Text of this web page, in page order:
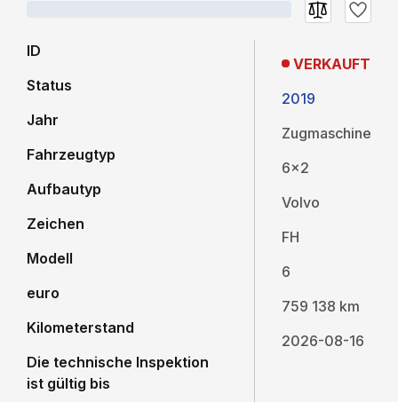
ID
Status
Jahr
Fahrzeugtyp
Aufbautyp
Zeichen
Modell
euro
Kilometerstand
Die technische Inspektion
ist gültig bis
VERKAUFT
2019
Zugmaschine
6x2
Volvo
FH
6
759 138 km
2026-08-16